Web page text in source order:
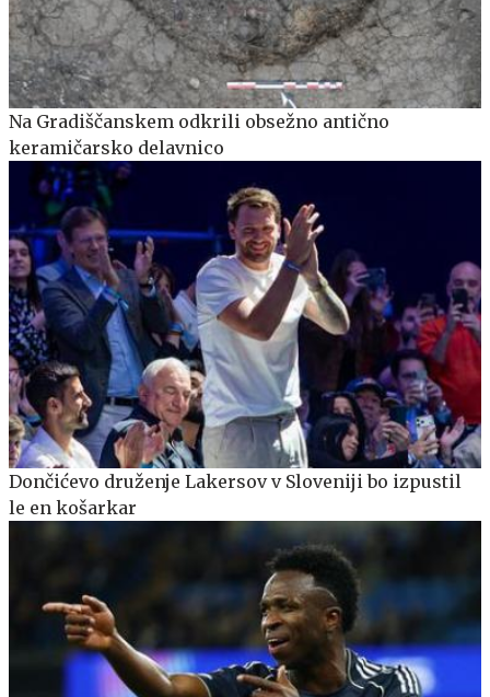
Na Gradiščanskem odkrili obsežno antično
keramičarsko delavnico
Dončićevo druženje Lakersov v Sloveniji bo izpustil
le en košarkar